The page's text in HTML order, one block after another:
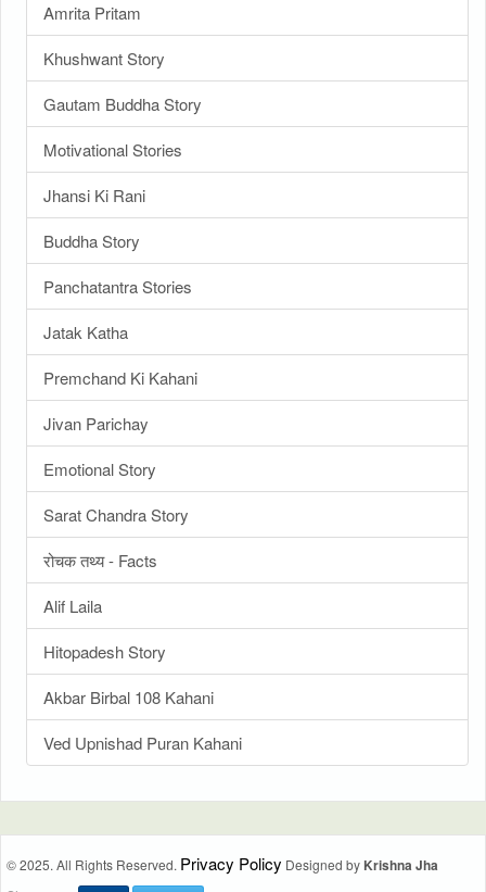
Amrita Pritam
Khushwant Story
Gautam Buddha Story
Motivational Stories
Jhansi Ki Rani
Buddha Story
Panchatantra Stories
Jatak Katha
Premchand Ki Kahani
Jivan Parichay
Emotional Story
Sarat Chandra Story
रोचक तथ्य - Facts
Alif Laila
Hitopadesh Story
Akbar Birbal 108 Kahani
Ved Upnishad Puran Kahani
© 2025. All Rights Reserved. Privacy Policy Designed by Krishna Jha